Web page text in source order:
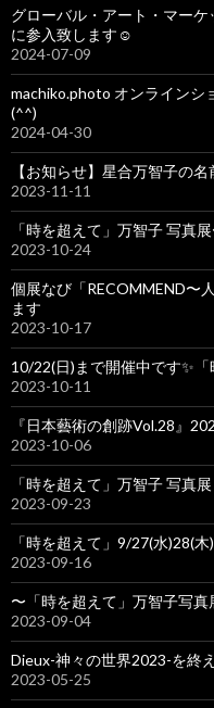
グローバル・アート・マー
に参入致します☺️
2024-07-09
machiko.photo オンライン
(^^)
2024-04-30
【お知らせ】星合万智子の
2023-11-11
「時を超えて」万智子 写真
2023-10-24
個展なび「RECOMMEND〜
ます
2023-10-17
10/22(日)まで開催中です✨
2023-10-11
『日本藝術の創跡Vol.28』
2023-10-06
「時を超えて」万智子 写真
2023-09-23
「時を超えて」9/27(水)28(
2023-09-16
〜「時を超えて」万智子写真
2023-09-04
Dieux-神々の世界2023-を終
2023-05-25